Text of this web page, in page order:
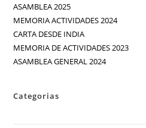
ASAMBLEA 2025
MEMORIA ACTIVIDADES 2024
CARTA DESDE INDIA
MEMORIA DE ACTIVIDADES 2023
ASAMBLEA GENERAL 2024
Categorias